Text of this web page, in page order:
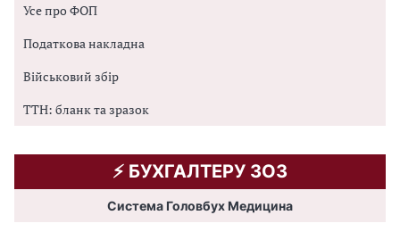
Усе про ФОП
Податкова накладна
Військовий збір
ТТН: бланк та зразок
⚡️ БУХГАЛТЕРУ ЗОЗ
Система Головбух Медицина